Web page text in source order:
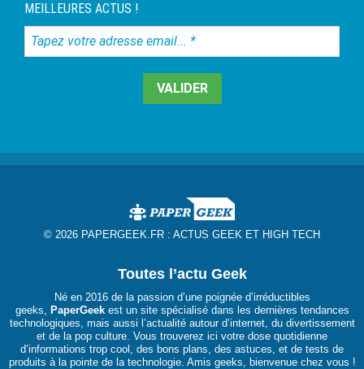
MEILLEURES ACTUS !
Tapez
votre
© 2026 PAPERGEEK.FR : ACTUS GEEK ET HIGH TECH
Toutes l’actu Geek
Né en 2016 de la passion d’une poignée d’irréductibles
geeks, PaperGeekest un site spécialisé dans les dernières tendances
technologiques, mais aussi l’actualité autour d’internet, du divertissement
et de la pop culture. Vous trouverez ici votre dose quotidienne
d’informations trop cool, des bons plans, des astuces, et de tests de
produits à la pointe de la technologie. Amis geeks, bienvenue chez vous !